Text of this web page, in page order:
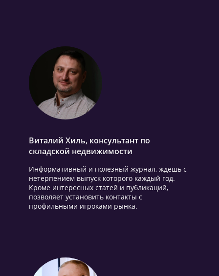
Виталий Хиль, консультант по
складской недвижимости
Информативный и полезный журнал, ждешь с
нетерпением выпуск которого каждый год.
Кроме интересных статей и публикаций,
позволяет установить контакты с
профильными игроками рынка.